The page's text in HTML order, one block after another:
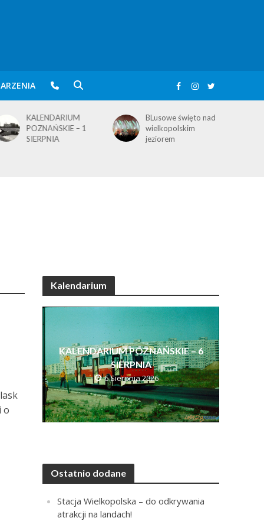
KALENDARIUM
POZNAŃSKIE – 1
SIERPNIA
BLusowe święto nad
wielkopolskim
jeziorem
o
Kalendarium
KALENDARIUM POZNAŃSKIE – 6
SIERPNIA
6 Sierpnia 2026
Ostatnio dodane
Stacja Wielkopolska – do odkrywania
atrakcji na landach!